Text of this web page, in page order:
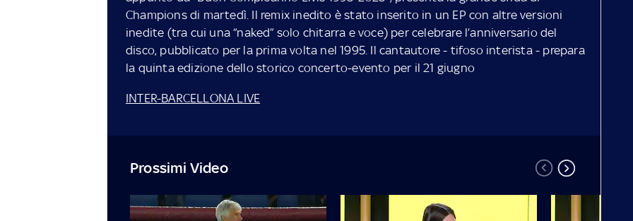
Champions di martedì. Il remix inedito è stato inserito in un EP con altre versioni
inedite (tra cui una “naked” solo chitarra e voce) per celebrare l’anniversario del
disco, pubblicato per la prima volta nel 1995. Il cantautore - tifoso interista - prepara
la quinta edizione dello storico concerto-evento per il 21 giugno
INTER-BARCELLONA LIVE
Prossimi Video